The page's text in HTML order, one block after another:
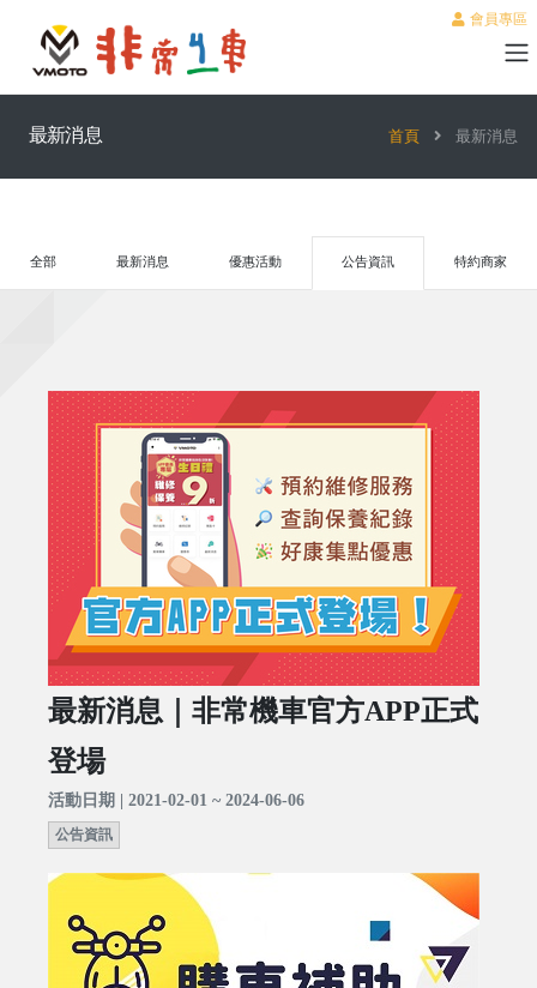
會員專區
最新消息 首頁 最新消息
全部 最新消息 優惠活動 公告資訊 特約商家
最新消息｜非常機車官方APP正式
登場
活動日期 | 2021-02-01 ~ 2024-06-06
公告資訊